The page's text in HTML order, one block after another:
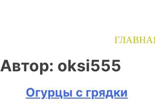
Автор: oksi555
Огурцы с грядки